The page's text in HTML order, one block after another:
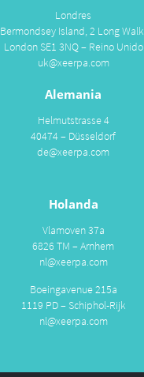
Londres
Bermondsey Island, 2 Long Walk,
London SE1 3NQ – Reino Unido
uk@xeerpa.com
Alemania
Helmutstrasse 4
40474 – Düsseldorf
de@xeerpa.com
Holanda
Vlamoven 37a
6826 TM – Arnhem
nl@xeerpa.com
Boeingavenue 215a
1119 PD – Schiphol-Rijk
nl@xeerpa.com